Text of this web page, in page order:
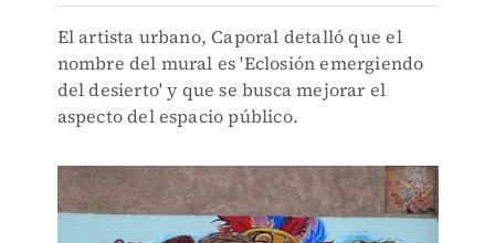
El artista urbano, Caporal detalló que el
nombre del mural es 'Eclosión emergiendo
del desierto' y que se busca mejorar el
aspecto del espacio público.